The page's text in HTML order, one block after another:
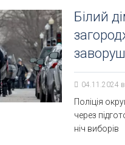
Білий
04.11.2024
Поліція
через
ніч виборів